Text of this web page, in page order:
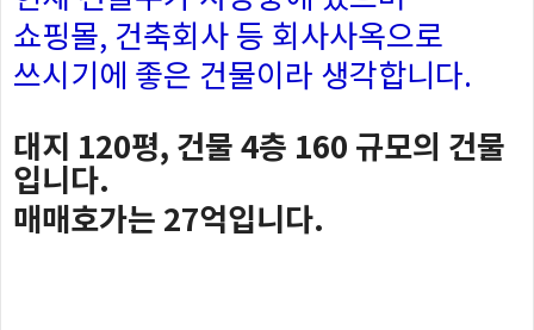
쇼핑몰, 건축회사 등 회사사옥으로
쓰시기에 좋은 건물이라 생각합니다.
대지 120평, 건물 4층 160 규모의 건물
입니다.
매매호가는 27억입니다.